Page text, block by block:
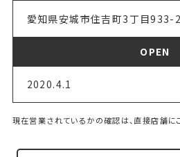
愛知県安城市住吉町3丁目933-2
OPEN
2020.4.1
現在営業されているかの確認は、直接店舗に